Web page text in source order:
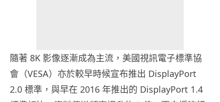
隨著 8K 影像逐漸成為主流，美國視訊電子標準協
會（VESA）亦於較早時候宣布推出 DisplayPort
2.0 標準，與早在 2016 年推出的 DisplayPort 1.4